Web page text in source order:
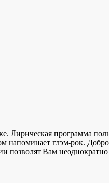
Лирическая программа
напоминает глэм-рок.
позволят Вам